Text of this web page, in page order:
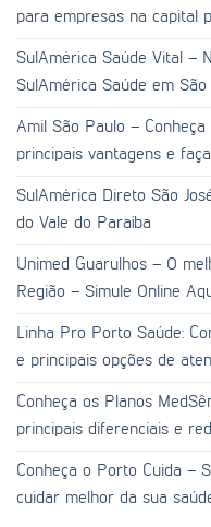
para empresas na capital
SulAmérica Saúde Vital –
SulAmérica Saúde em
Amil São Paulo –
principais vantagens e
SulAmérica Direto São
do Vale do Paraíba
Unimed Guarulhos – O
Região – Simule Online
Linha Pro Porto Saúde:
e principais opções de
Conheça os Planos
principais diferenciais e
Conheça o Porto Cuida –
cuidar melhor da sua